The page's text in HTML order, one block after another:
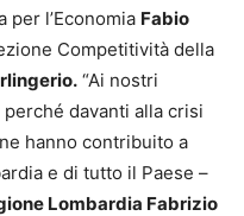
per l’Economia Fabio
Competitività della
“Ai nostri
davanti alla crisi
hanno contribuito a
e di tutto il Paese –
Lombardia Fabrizio